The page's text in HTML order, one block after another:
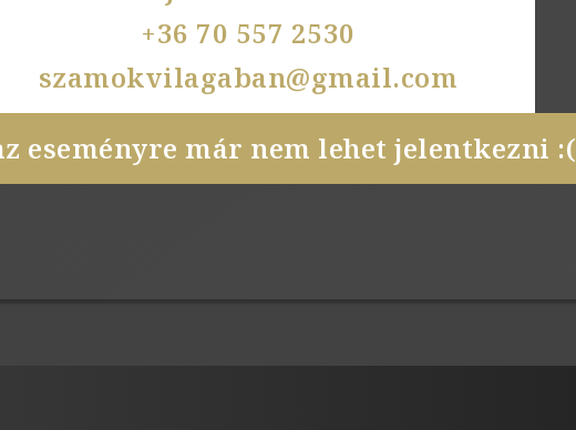
+36 70 557 2530
szamokvilagaban@gmail.com
eseményre már nem lehet jelentkezni :(